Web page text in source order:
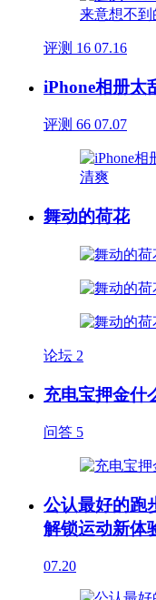
评测 16 07.16
iPhone相册太
评测 66 07.07
舞动的荷花
论坛 2
充电宝押金什
问答 5
公认最好的跑
解锁运动新体
07.20